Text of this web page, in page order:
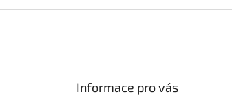
Informace pro vás